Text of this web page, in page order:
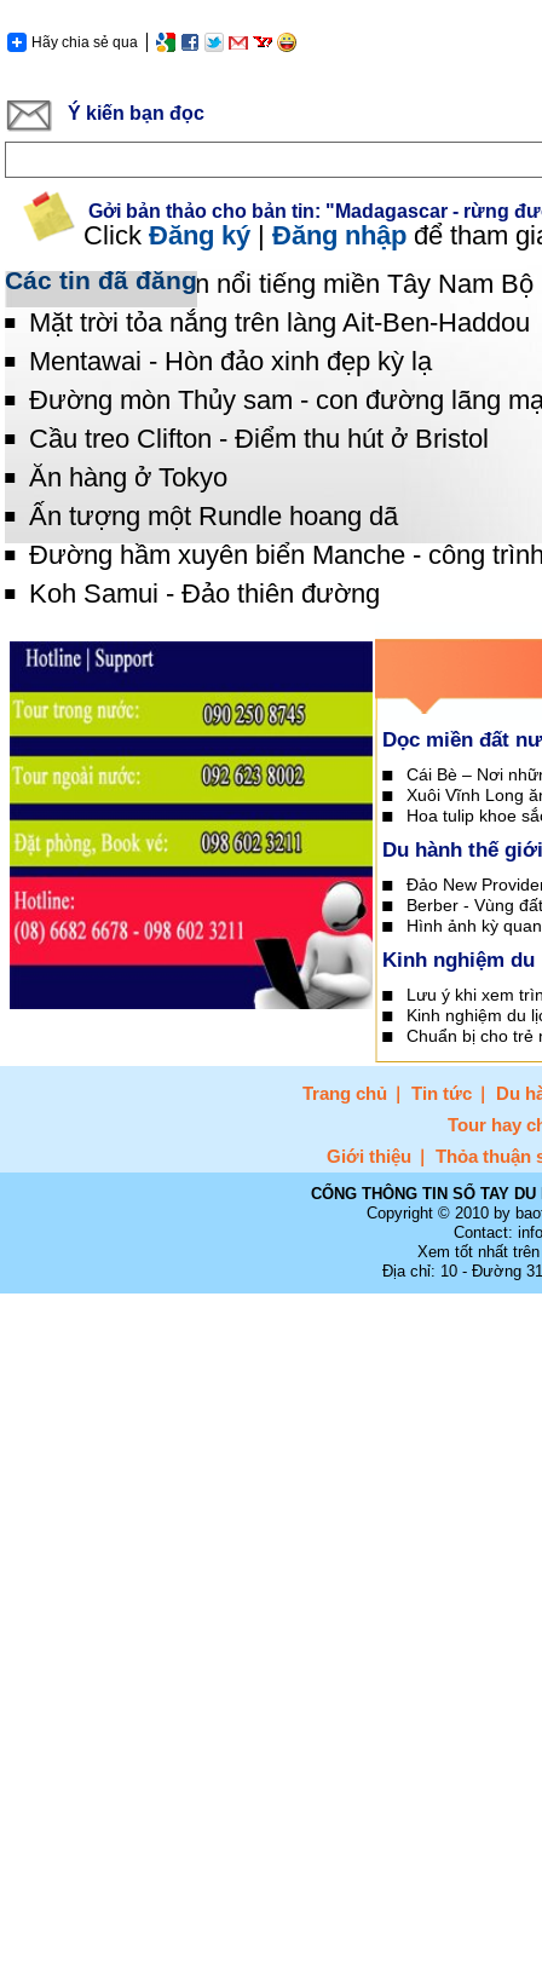
Hãy chia sẻ qua
Ý kiến bạn đọc
Gởi bản thảo cho bản tin: "Madagascar - rừng
Click Đăng ký | Đăng nhập để tham
Các tin đã đăng
Những bãi biển nổi tiếng miền Tây Nam Bộ
Mặt trời tỏa nắng trên làng Ait-Ben-Haddou
Mentawai - Hòn đảo xinh đẹp kỳ lạ
Đường mòn Thủy sam - con đường lãng
Cầu treo Clifton - Điểm thu hút ở Bristol
Ăn hàng ở Tokyo
Ấn tượng một Rundle hoang dã
Đường hầm xuyên biển Manche - công
Koh Samui - Đảo thiên đường
Dọc miền đất
Cái Bè – Nơi
Xuôi Vĩnh Long
Hoa tulip khoe
Du hành thế giới
Đảo New
Berber - Vùng
Hình ảnh kỳ
Kinh nghiệm du
Lưu ý khi xem
Kinh nghiệm du
Chuẩn bị cho trẻ
Trang chủ Tin tức
Du
Tour hay
Giới thiệu
Thỏa thuận
CỔNG THÔNG TIN SỔ TAY
Copyright © 2010 by
Contact:
Xem tốt nhất
Địa chỉ: 10 - Đường